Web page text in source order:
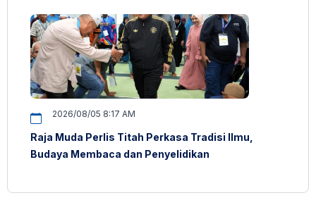
2026/08/05 8:17 AM
Raja Muda Perlis Titah Perkasa Tradisi Ilmu,
Budaya Membaca dan Penyelidikan